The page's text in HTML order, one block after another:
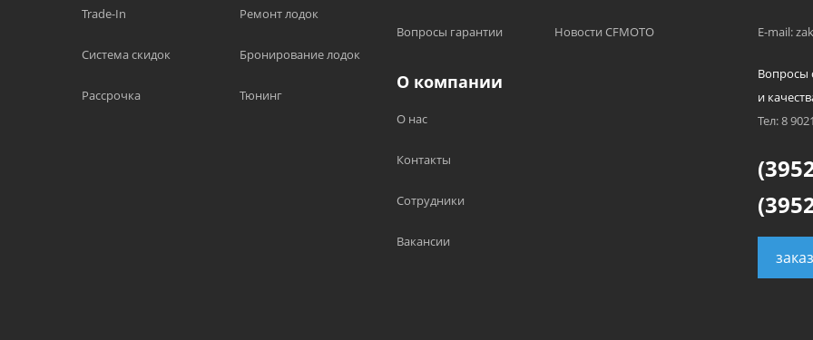
Trade-In
Система скидок
Рассрочка
Ремонт лодок
Бронирование лодок
Тюнинг
Вопросы гарантии Новости CFMOTO
О компании
О нас
Контакты
Сотрудники
Вакансии
E-mail:
Вопросы
и
Тел: 8